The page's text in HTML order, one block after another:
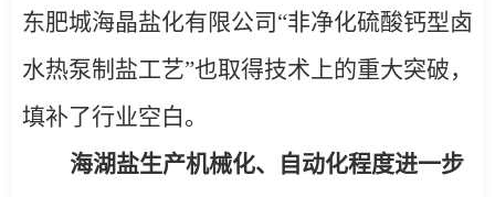
东肥城海晶盐化有限公司 “非净化硫酸钙型卤
水热泵制盐工艺”也取得技术上的重大突破，
填补了行业空白。
海湖盐生产机械化、自动化程度进一步